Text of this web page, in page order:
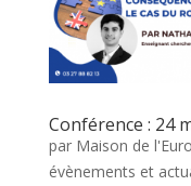
Conférence : 24
par Maison de
évènements et